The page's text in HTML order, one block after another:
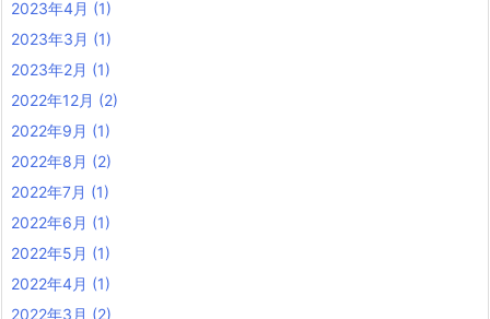
2023年4月 (1)
2023年3月 (1)
2023年2月 (1)
2022年12月 (2)
2022年9月 (1)
2022年8月 (2)
2022年7月 (1)
2022年6月 (1)
2022年5月 (1)
2022年4月 (1)
2022年3月 (2)